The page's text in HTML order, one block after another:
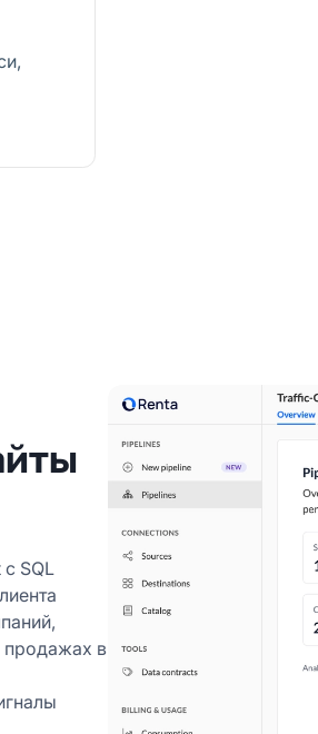
SQL
продажах в